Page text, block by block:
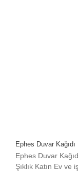
Ephes Duvar Kağıdı
Ephes Duvar
Şıklık Katın Ev